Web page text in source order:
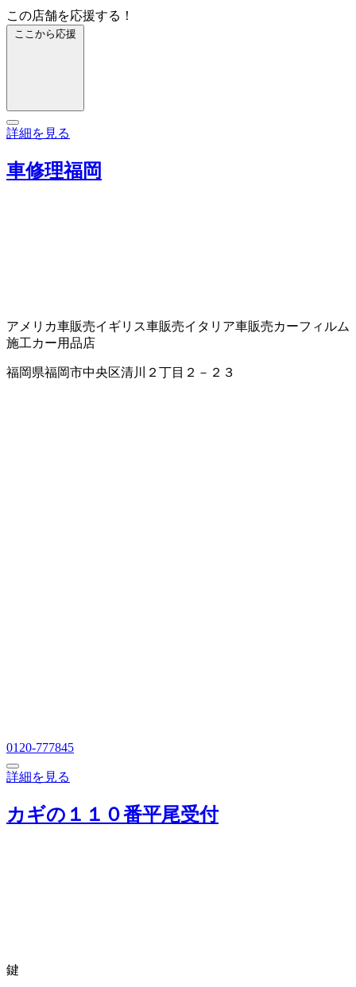
この店舗を応援する！
ここから応援
詳細を見る
車修理福岡
アメリカ車販売イギリス車販売イタリア車販売カーフィルム
施工カー用品店
福岡県福岡市中央区清川２丁目２－２３
0120-777845
詳細を見る
カギの１１０番平尾受付
鍵